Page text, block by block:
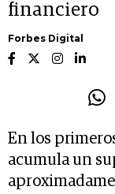
financiero
Forbes Digital
En los
acumula un